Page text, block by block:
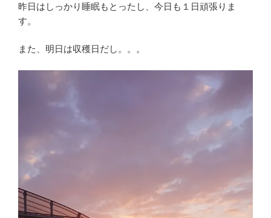
昨日はしっかり睡眠もとったし、今日も１日頑張りま
す。
また、明日は収穫日だし。。。